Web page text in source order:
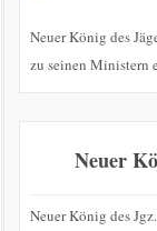
Neuer König des
zu seinen Ministern
Neuer
Neuer König des